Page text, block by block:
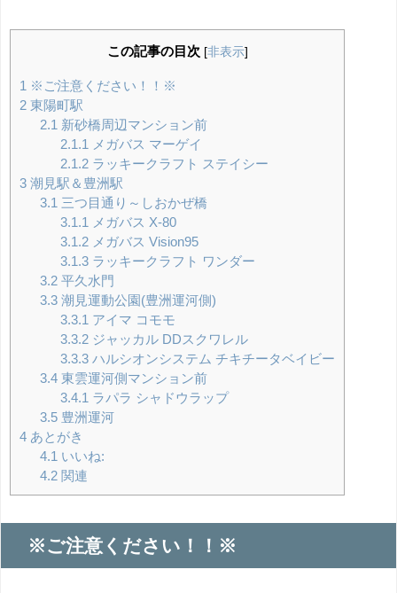
この記事の目次 [非表示]
1
※ご注意ください！！※
2 東陽町駅
2.1 新砂橋周辺マンション前
2.1.1
メガバス マーゲイ
2.1.2ラッキークラフト ステイシー
3 潮見駅＆豊洲駅
3.1 三つ目通り～しおかぜ橋
3.1.1
メガバス X-80
3.1.2メガバス Vision95
3.1.3ラッキークラフト ワンダー
3.2平久水門
3.3潮見運動公園(豊洲運河側)
3.3.1 アイマ コモモ
3.3.2ジャッカル DDスクワレル
3.3.3ハルシオンシステム チキチータベイビー
3.4東雲運河側マンション前
3.4.1 ラパラ シャドウラップ
3.5豊洲運河
4 あとがき
4.1 いいね:
4.2関連
※ご注意ください！！※